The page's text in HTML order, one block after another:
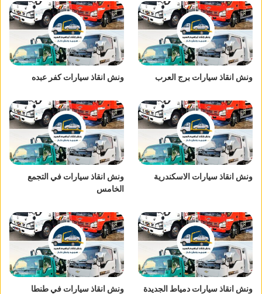
ونش انقاذ سيارات برج العرب ونش انقاذ سيارات كفر عبده
ونش انقاذ سيارات الاسكندرية
ونش انقاذ سيارات في التجمع
الخامس
ونش انقاذ سيارات دمياط الجديدة ونش انقاذ سيارات في طنطا